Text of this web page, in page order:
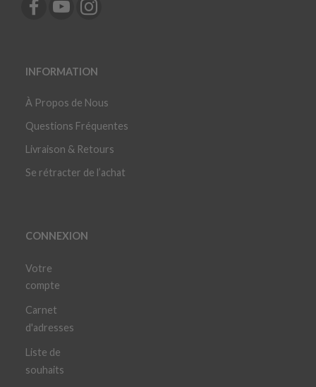
INFORMATION
À Propos de Nous
Questions Fréquentes
Livraison & Retours
Se rétracter de l’achat
CONNEXION
Votre
compte
Carnet
d'adresses
Liste de
souhaits